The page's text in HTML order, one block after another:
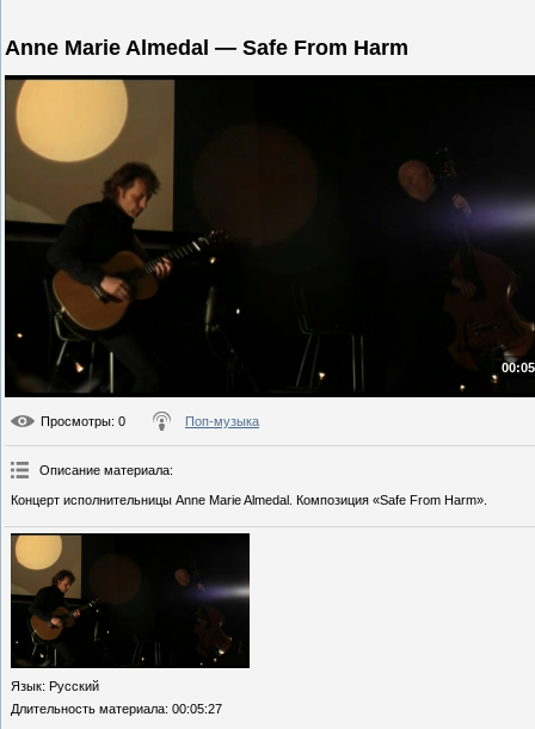
Anne Marie Almedal — Safe From Harm
Просмотры: 0 Поп-музыка
Описание материала:
Концерт исполнительницы Anne Marie Almedal. Композиция «Safe From Harm».
Язык: Русский
Длительность материала: 00:05:27